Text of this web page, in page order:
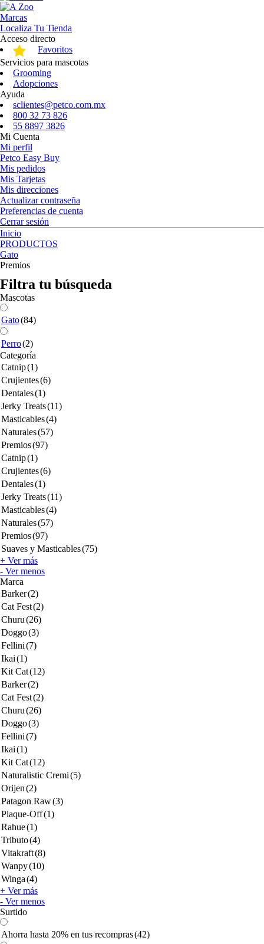
Marcas
Localiza Tu Tienda
Acceso directo
Favoritos
Servicios para mascotas
Grooming
Adopciones
Ayuda
sclientes@petco.com.mx
800 32 73 826
55 8897 3826
Mi Cuenta
Mi perfil
Petco Easy Buy
Mis pedidos
Mis Tarjetas
Mis direcciones
Actualizar contraseña
Preferencias de cuenta
Cerrar sesión
Inicio
PRODUCTOS
Gato
Premios
Filtra tu búsqueda
Mascotas
Gato(84)
Perro(2)
Categoría
Catnip(1)
Crujientes(6)
Dentales(1)
Jerky Treats(11)
Masticables(4)
Naturales(57)
Premios(97)
Catnip(1)
Crujientes(6)
Dentales(1)
Jerky Treats(11)
Masticables(4)
Naturales(57)
Premios(97)
Suaves y Masticables(75)
+ Ver más
- Ver menos
Marca
Barker(2)
Cat Fest(2)
Churu(26)
Doggo(3)
Fellini(7)
Ikai(1)
Kit Cat(12)
Barker(2)
Cat Fest(2)
Churu(26)
Doggo(3)
Fellini(7)
Ikai(1)
Kit Cat(12)
Naturalistic Cremi(5)
Orijen(2)
Patagon Raw(3)
Plaque-Off(1)
Rahue(1)
Tributo(4)
Vitakraft(8)
Wanpy(10)
Winga(4)
+ Ver más
- Ver menos
Surtido
Ahorra hasta 20% en tus recompras(42)